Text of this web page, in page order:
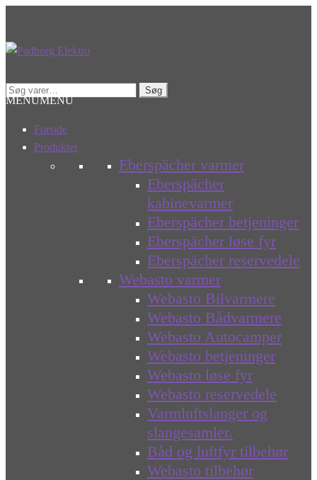
Spring
Spring
Søg
efter:
Søg
MENUMENU
Forside
Produkter
Eberspächer varmer
Eberspächer
kabinevarmer
Eberspächer betjeninger
Eberspächer løse fyr
Eberspächer reservedele
Webasto varmer
Webasto Bilvarmere
Webasto Bådvarmere
Webasto Autocamper
Webasto betjeninger
Webasto løse fyr
Webasto reservedele
Varmluftslanger og
slangesamler.
Båd og luftfyr tilbehør
Webasto tilbehør